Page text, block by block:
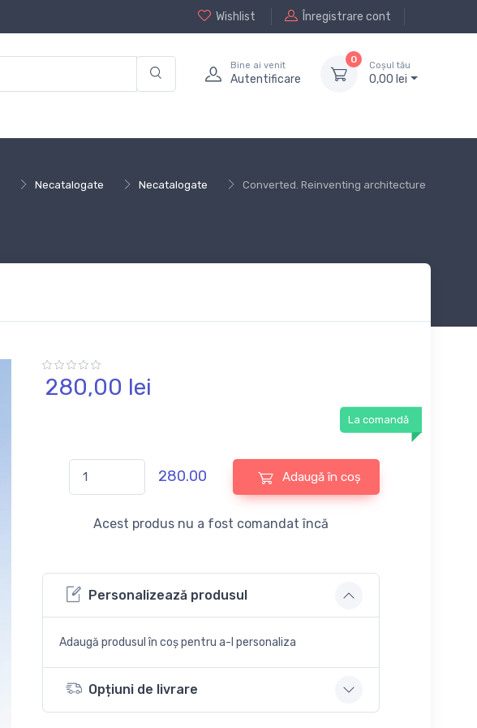
Wishlist Înregistrare cont
Bine ai venit
Autentificare
0
Coșul tău
0,00 lei
Necatalogate Necatalogate Converted. Reinventing architecture
280,00 lei
La comandă
280.00 Adaugă în coș
Acest produs nu a fost comandat încă
Personalizează produsul
Adaugă produsul în coș pentru a-l personaliza
Opțiuni de livrare